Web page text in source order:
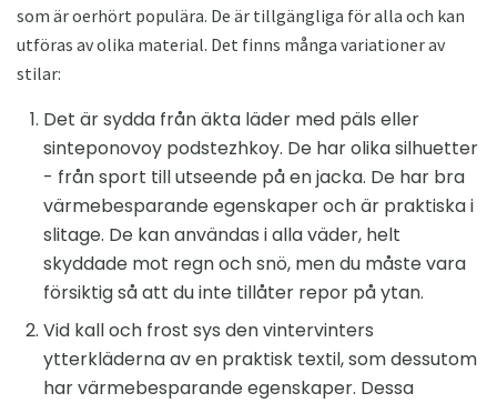
som är oerhört populära. De är tillgängliga för alla och kan
utföras av olika material. Det finns många variationer av
stilar:
Det är sydda från äkta läder med päls eller
sinteponovoy podstezhkoy. De har olika silhuetter
- från sport till utseende på en jacka. De har bra
värmebesparande egenskaper och är praktiska i
slitage. De kan användas i alla väder, helt
skyddade mot regn och snö, men du måste vara
försiktig så att du inte tillåter repor på ytan.
Vid kall och frost sys den vintervinters
ytterkläderna av en praktisk textil, som dessutom
har värmebesparande egenskaper. Dessa